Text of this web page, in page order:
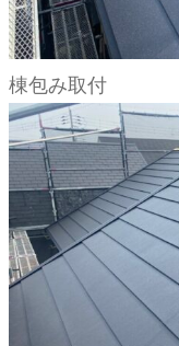
棟包み取付